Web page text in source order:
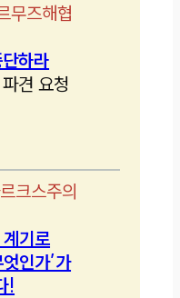
무즈해협
하라
견 요청
크스주의
기로
인가’가
!